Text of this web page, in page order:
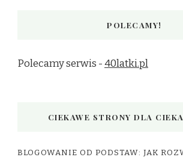
POLECAMY!
Polecamy serwis -40latki.pl
CIEKAWE STRONY DLA
BLOGOWANIE OD PODSTAW: JAK